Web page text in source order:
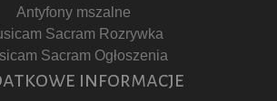
Antyfony mszalne
Sacram Rozrywka
Sacram Ogłoszenia
informacje